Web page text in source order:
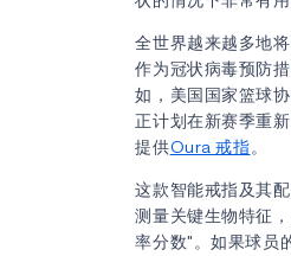
全世界越来越多地
作为冠状病毒预防
如，美国国家篮球协
正计划在新赛季重
提供Oura 戒指。
这款智能戒指及其
测量关键生物特征
率分数"。如果球员